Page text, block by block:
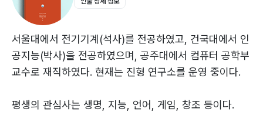
진달래 ?17
겨울비 ?18
한국인 ?19
말할 수 없는 것은 침묵하라 ?20
野營 ?21
나의 序詩 ?23
서울대에서 전기기계(석사)를 전공하였고, 건국대에서 인
공지능(박사)을 전공하였으며, 공주대에서 컴퓨터 공학부
교수로 재직하였다. 현재는 진형 연구소를 운영 중이다.
평생의 관심사는 생명, 지능, 언어, 게임, 창조 등이다.